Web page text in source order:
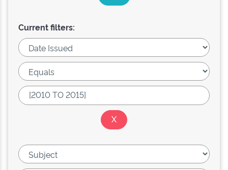
Current filters: